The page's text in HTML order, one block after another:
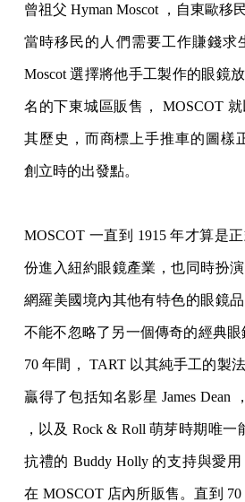
曾祖父 Hyman Moscot ，自東歐移
當時移民的人們需要工作賺錢求
Moscot 選擇將他手工製作的眼鏡
名的下東城區販售， MOSCOT
其歷史，而商標上手推車的圖樣
創立時的出發點。
MOSCOT 一直到 1915 年才算是
份進入紐約眼鏡產業，也同時扮
網羅美國境內其他有特色的眼鏡
不能不忽略了另一個傳奇的經典眼
70 年間， TART 以其純手工的製
贏得了包括知名影星 James Dean
，以及 Rock & Roll 萌芽時期唯一
抗禮的 Buddy Holly 的支持與愛
在 MOSCOT 店內所販售。直到